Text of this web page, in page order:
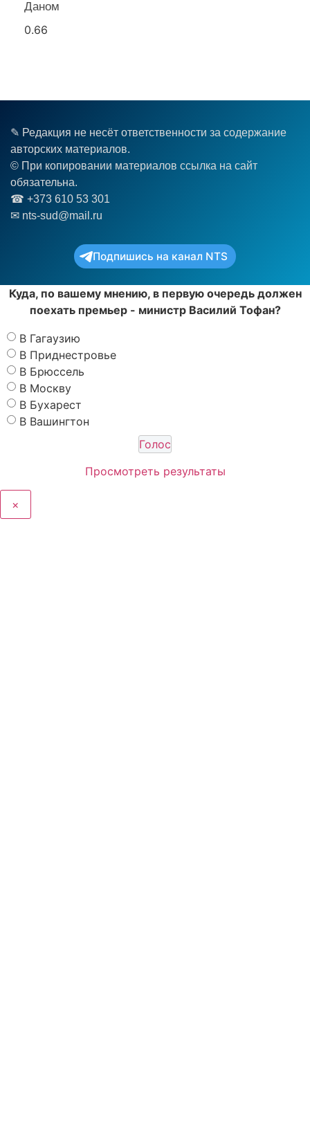
Даном
✎ Редакция не несёт ответственности за содержание
авторских материалов.
© При копировании материалов ссылка на сайт
обязательна.
☎︎ +373 610 53 301
✉ nts-sud@mail.ru
Подпишись на канал NTS
Куда, по вашему мнению, в первую очередь должен
поехать премьер - министр Василий Тофан?
В Гагаузию
В Приднестровье
В Брюссель
В Москву
В Бухарест
В Вашингтон
Просмотреть результаты
×